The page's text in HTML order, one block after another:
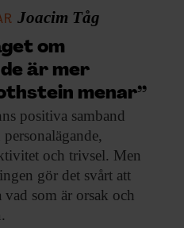
Joacim Tåg
om
är mer
menar”
positiva samband
och trivsel. Men
gör det svårt att
vad som är orsak och